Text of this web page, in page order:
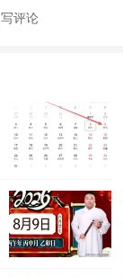
写评论